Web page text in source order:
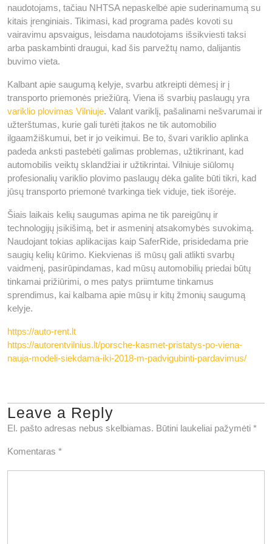
naudotojams, tačiau NHTSA nepaskelbė apie suderinamumą su
kitais įrenginiais. Tikimasi, kad programa padės kovoti su
vairavimu apsvaigus, leisdama naudotojams išsikviesti taksi
arba paskambinti draugui, kad šis parvežtų namo, dalijantis
buvimo vieta.
Kalbant apie saugumą kelyje, svarbu atkreipti dėmesį ir į
transporto priemonės priežiūrą. Viena iš svarbių paslaugų yra
variklio plovimas Vilniuje. Valant variklį, pašalinami nešvarumai ir
užterštumas, kurie gali turėti įtakos ne tik automobilio
ilgaamžiškumui, bet ir jo veikimui. Be to, švari variklio aplinka
padeda anksti pastebėti galimas problemas, užtikrinant, kad
automobilis veiktų sklandžiai ir užtikrintai. Vilniuje siūlomų
profesionalių variklio plovimo paslaugų dėka galite būti tikri, kad
jūsų transporto priemonė tvarkinga tiek viduje, tiek išorėje.
Šiais laikais kelių saugumas apima ne tik pareigūnų ir
technologijų įsikišimą, bet ir asmeninį atsakomybės suvokimą.
Naudojant tokias aplikacijas kaip SaferRide, prisidedama prie
saugių kelių kūrimo. Kiekvienas iš mūsų gali atlikti svarbų
vaidmenį, pasirūpindamas, kad mūsų automobilių priedai būtų
tinkamai prižiūrimi, o mes patys priimtume tinkamus
sprendimus, kai kalbama apie mūsų ir kitų žmonių saugumą
kelyje.
https://auto-rent.lt
https://autorentvilnius.lt/porsche-kasmet-pristatys-po-viena-
nauja-modeli-siekdama-iki-2018-m-padvigubinti-pardavimus/
Leave a Reply
El. pašto adresas nebus skelbiamas. Būtini laukeliai pažymėti *
Komentaras *